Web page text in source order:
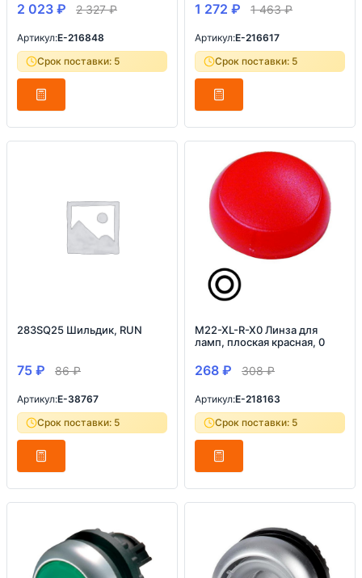
2 023 ₽ 2 327₽
Артикул:E-216848
Срок поставки: 5
1 272 ₽ 1 463₽
Артикул:E-216617
Срок поставки: 5
283SQ25 Шильдик, RUN
75 ₽ 86₽
Артикул:E-38767
Срок поставки: 5
M22-XL-R-X0 Линза для
ламп, плоская красная, 0
268 ₽ 308₽
Артикул:E-218163
Срок поставки: 5